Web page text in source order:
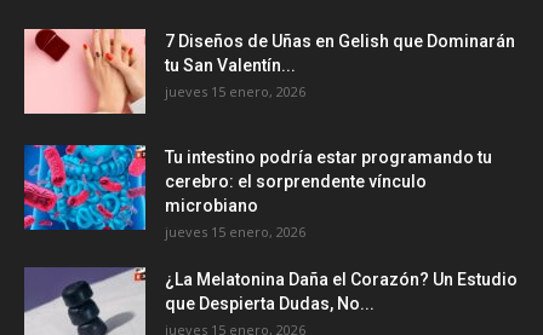
7 Diseños de Uñas en Gelish que Dominarán
tu San Valentín...
jueves 15 enero, 2026
Tu intestino podría estar programando tu
cerebro: el sorprendente vínculo
microbiano
jueves 15 enero, 2026
¿La Melatonina Daña el Corazón? Un Estudio
que Despierta Dudas, No...
jueves 15 enero, 2026